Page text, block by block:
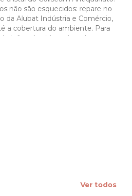
não são esquecidos: repare no
da Alubat Indústria e Comércio,
a cobertura do ambiente. Para
de vidro sobre chapa
Rodrigues, fazem parceria
de vinil, da Móbile.
Ver todos